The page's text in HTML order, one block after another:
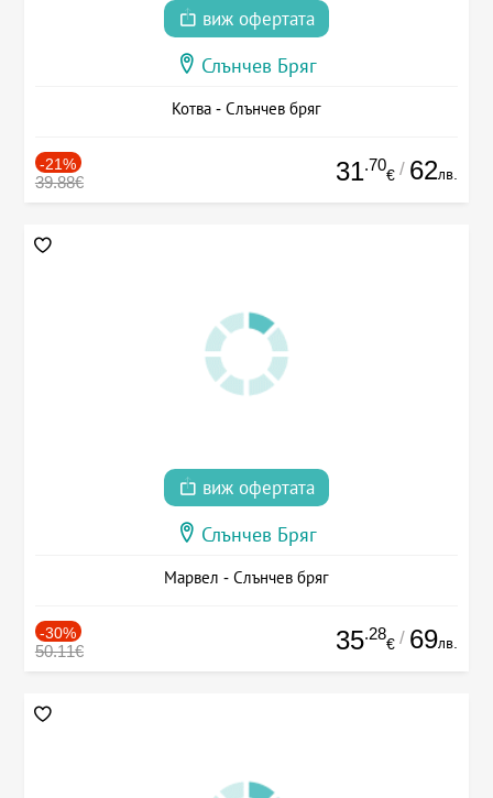
виж офертата
Слънчев Бряг
Котва - Слънчев бряг
-21%
39.88€ 31.70
€ / 62лв.
виж офертата
Слънчев Бряг
Марвел - Слънчев бряг
-30%
50.11€ 35.28
€ / 69лв.